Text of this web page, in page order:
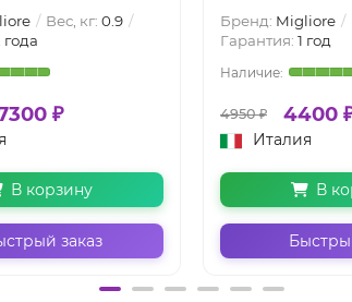
Вес, кг: 0.9
года
₽
В корзину
заказ
Бренд: Migliore
Гарантия: 1 год
4950 ₽ 4400
Италия
В